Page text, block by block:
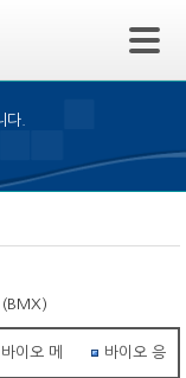
다.
(BMX)
Kit
바이오 메탈 로봇바이오 응용